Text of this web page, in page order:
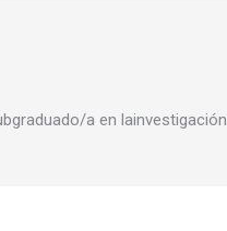
a en lainvestigación